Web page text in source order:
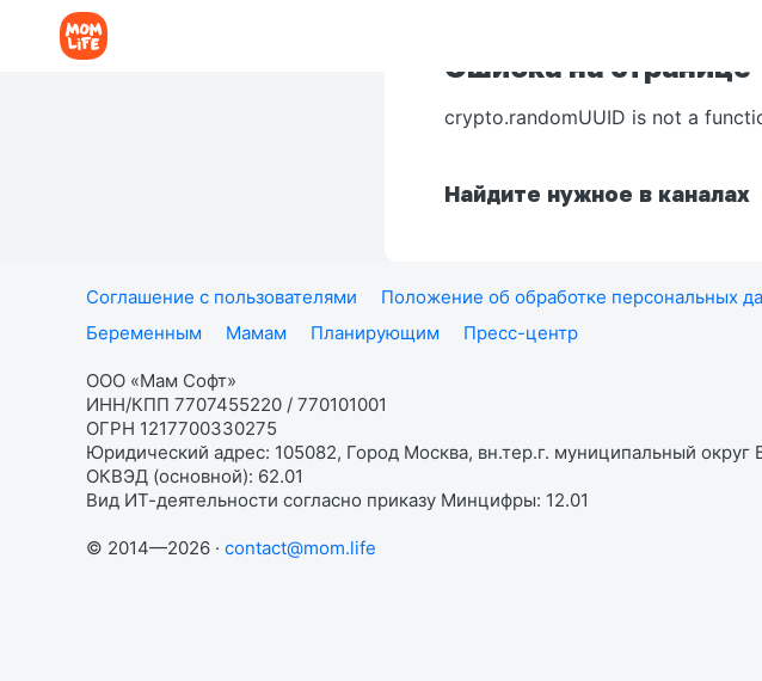
Ошибка на странице
crypto.randomUUID is not a
Найдите нужное в каналах
Соглашение с пользователями Положение об обработке персональных
Беременным
Мамам Планирующим Пресс-центр
ООО «Мам Софт»
ИНН/КПП 7707455220 / 770101001
ОГРН 1217700330275
Юридический адрес: 105082, Город Москва, вн.тер.г. муниципальный
ОКВЭД (основной): 62.01
Вид ИТ-деятельности согласно приказу Минцифры: 12.01
© 2014—2026 · contact@mom.life